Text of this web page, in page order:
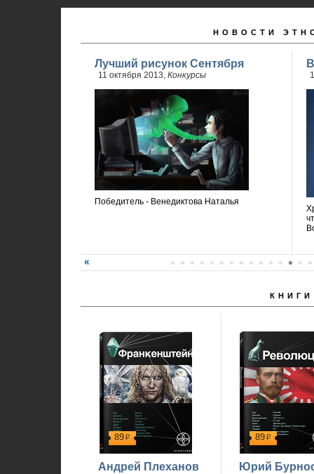
НОВОСТИ
Лучший рисунок Сентября
11 октября 2013, Конкурсы
Победитель - Венедиктова Наталья
КНИГИ
89р
Андрей Плеханов
89р
Юрий